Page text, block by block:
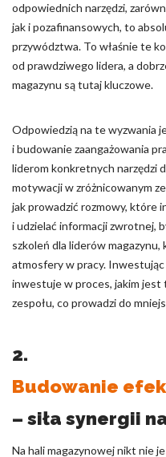
odpowiednich narzędzi,
jak i pozafinansowych, to
przywództwa. To właśnie te
od prawdziwego lidera, a
magazynu są tutaj kluczowe.
Odpowiedzią na te wyzwania
i budowanie zaangażowania
liderom konkretnych narzędzi
motywacji w zróżnicowanym
jak prowadzić rozmowy, które
i udzielać informacji zwrotnej,
szkoleń dla liderów magazynu,
atmosfery w pracy.
inwestuje w proces, jakim jest
zespołu, co prowadzi do
2.
Budowanie
– siła synergii
Na hali magazynowej nikt nie